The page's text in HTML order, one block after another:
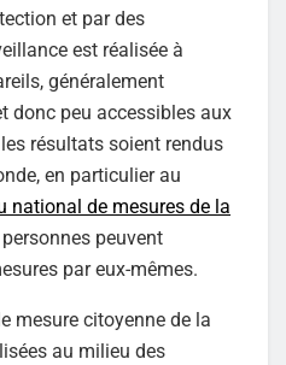
et par des
est réalisée à
généralement
donc peu accessibles aux
résultats soient rendus
en particulier au
national de mesures de la
peuvent
par eux-mêmes.
mesure citoyenne de la
au milieu des